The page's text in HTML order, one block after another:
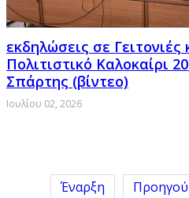
εκδηλώσεις σε Γειτονιές
Πολιτιστικό Καλοκαίρι
Σπάρτης (βίντεο)
Ιουλίου 02, 2026
Έναρξη